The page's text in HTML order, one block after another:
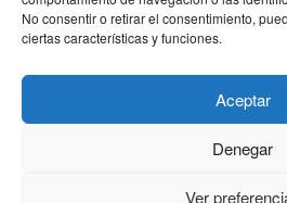
No consentir o retirar el consentimiento,
ciertas características y funciones.
Aceptar
Denegar
Ver
transmissiontutorial ubuntu server